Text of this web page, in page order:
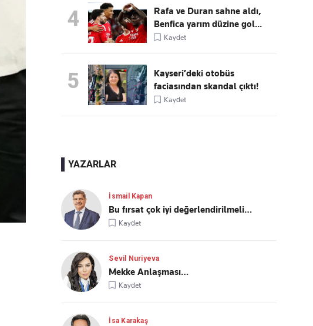
4
Rafa ve Duran sahne aldı,
Benfica yarım düzine gol...
Kaydet
5
Kayseri’deki otobüs
faciasından skandal çıktı!
Kaydet
YAZARLAR
İsmail Kapan
Bu fırsat çok iyi değerlendirilmeli…
Kaydet
Sevil Nuriyeva
Mekke Anlaşması…
Kaydet
İsa Karakaş